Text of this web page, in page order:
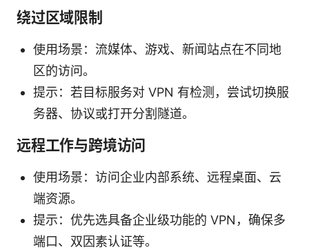
绕过区域限制
使用场景：流媒体、游戏、新闻站点在不同地
区的访问。
提示：若目标服务对 VPN 有检测，尝试切换服
务器、协议或打开分割隧道。
远程工作与跨境访问
使用场景：访问企业内部系统、远程桌面、云
端资源。
提示：优先选具备企业级功能的 VPN，确保多
端口、双因素认证等。